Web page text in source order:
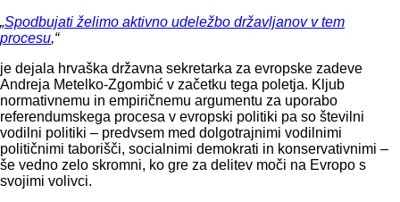
„Spodbujati želimo aktivno udeležbo državljanov v tem
procesu,“
je dejala hrvaška državna sekretarka za evropske zadeve
Andreja Metelko-Zgombić v začetku tega poletja. Kljub
normativnemu in empiričnemu argumentu za uporabo
referendumskega procesa v evropski politiki pa so številni
vodilni politiki – predvsem med dolgotrajnimi vodilnimi
političnimi taborišči, socialnimi demokrati in konservativnimi –
še vedno zelo skromni, ko gre za delitev moči na Evropo s
svojimi volivci.